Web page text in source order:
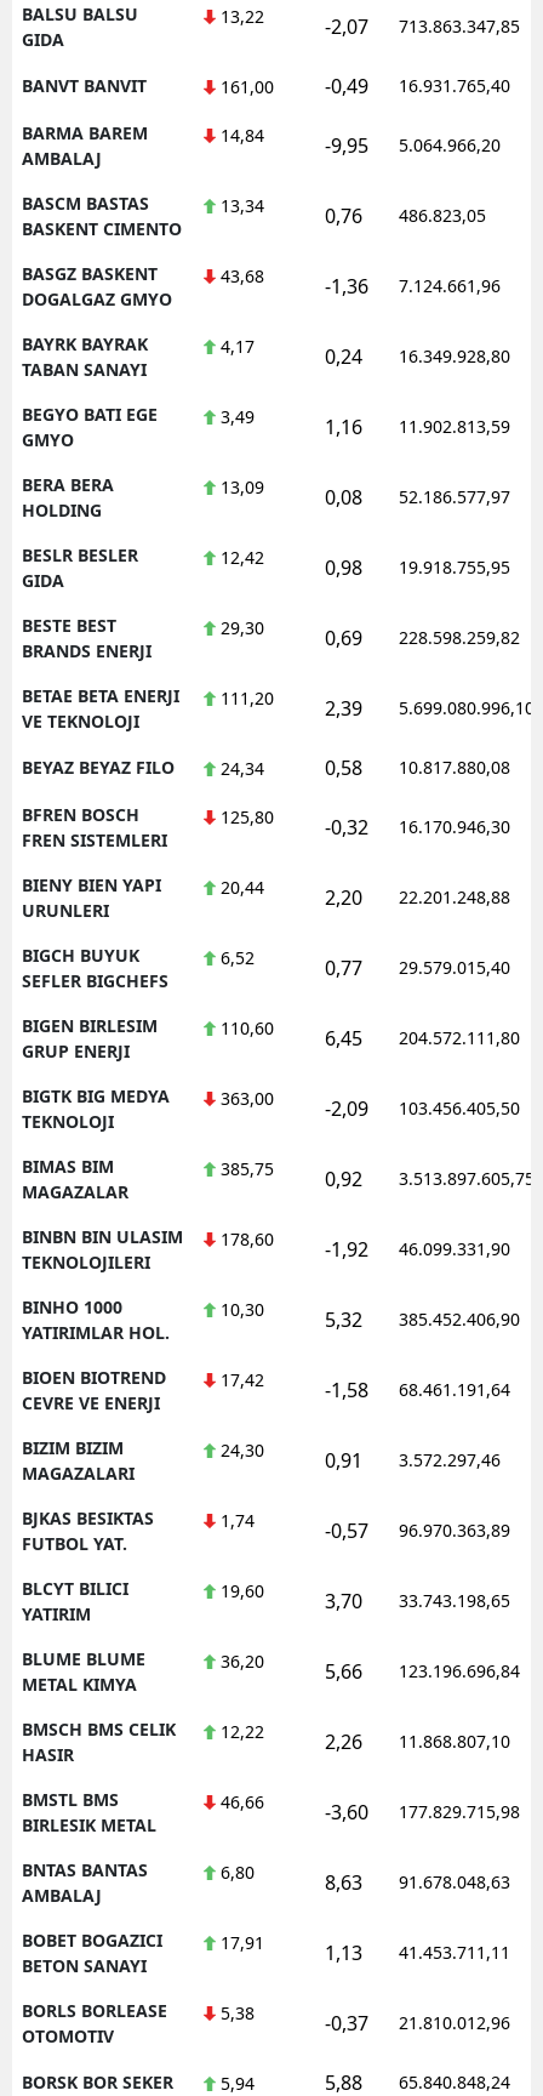
BALSU BALSU
GIDA
13,22 -2,07 713.863.347,85
BANVT BANVIT 161,00 -0,49 16.931.765,40
BARMA BAREM
AMBALAJ
14,84 -9,95 5.064.966,20
BASCM BASTAS
BASKENT CIMENTO
13,34 0,76 486.823,05
BASGZ BASKENT
DOGALGAZ GMYO
43,68 -1,36 7.124.661,96
BAYRK BAYRAK
TABAN SANAYI
4,17 0,24 16.349.928,80
BEGYO BATI EGE
GMYO
3,49 1,16 11.902.813,59
BERA BERA
HOLDING
13,09 0,08 52.186.577,97
BESLR BESLER
GIDA
12,42 0,98 19.918.755,95
BESTE BEST
BRANDS ENERJI
29,30 0,69 228.598.259,82
BETAE BETA ENERJI
VE TEKNOLOJI
111,20 2,39 5.699.080.996,10
BEYAZ BEYAZ FILO 24,34 0,58 10.817.880,08
BFREN BOSCH
FREN SISTEMLERI
125,80 -0,32 16.170.946,30
BIENY BIEN YAPI
URUNLERI
20,44 2,20 22.201.248,88
BIGCH BUYUK
SEFLER BIGCHEFS
6,52 0,77 29.579.015,40
BIGEN BIRLESIM
GRUP ENERJI
110,60 6,45 204.572.111,80
BIGTK BIG MEDYA
TEKNOLOJI
363,00 -2,09 103.456.405,50
BIMAS BIM
MAGAZALAR
385,75 0,92 3.513.897.605,75
BINBN BIN ULASIM
TEKNOLOJILERI
178,60 -1,92 46.099.331,90
BINHO 1000
YATIRIMLAR HOL.
10,30 5,32 385.452.406,90
BIOEN BIOTREND
CEVRE VE ENERJI
17,42 -1,58 68.461.191,64
BIZIM BIZIM
MAGAZALARI
24,30 0,91 3.572.297,46
BJKAS BESIKTAS
FUTBOL YAT.
1,74 -0,57 96.970.363,89
BLCYT BILICI
YATIRIM
19,60 3,70 33.743.198,65
BLUME BLUME
METAL KIMYA
36,20 5,66 123.196.696,84
BMSCH BMS CELIK
HASIR
12,22 2,26 11.868.807,10
BMSTL BMS
BIRLESIK METAL
46,66 -3,60 177.829.715,98
BNTAS BANTAS
AMBALAJ
6,80 8,63 91.678.048,63
BOBET BOGAZICI
BETON SANAYI
17,91 1,13 41.453.711,11
BORLS BORLEASE
OTOMOTIV
5,38 -0,37 21.810.012,96
BORSK BOR SEKER 5,94 5,88 65.840.848,24